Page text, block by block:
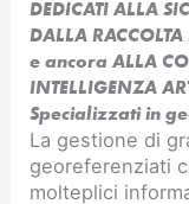
DEDICATI ALLA
DALLA
e ancora ALLA
INTELLIGENZA
Specializzati in
La gestione di
georeferenziati
molteplici